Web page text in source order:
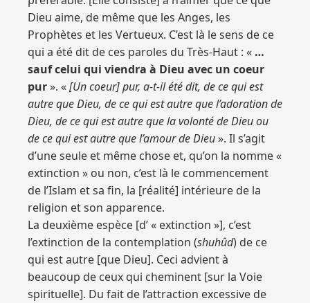
Dieu aime, de même que les Anges, les
Prophètes et les Vertueux. C’est là le sens de ce
qui a été dit de ces paroles du Très-Haut : « …
sauf celui qui viendra à Dieu avec un coeur
pur». «[Un coeur] pur, a-t-il été dit, de ce qui est
autre que Dieu, de ce qui est autre que l’adoration de
Dieu, de ce qui est autre que la volonté de Dieu ou
de ce qui est autre que l’amour de Dieu». Il s’agit
d’une seule et même chose et, qu’on la nomme «
extinction » ou non, c’est là le commencement
de l’Islam et sa fin, la [réalité] intérieure de la
religion et son apparence.
La deuxième espèce [d’ « extinction »], c’est
l’extinction de la contemplation (shuhûd) de ce
qui est autre [que Dieu]. Ceci advient à
beaucoup de ceux qui cheminent [sur la Voie
spirituelle]. Du fait de l’attraction excessive de